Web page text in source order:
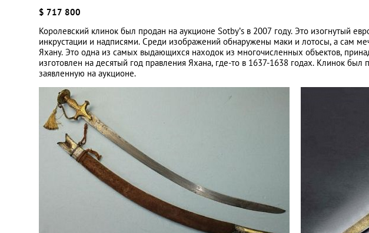
$ 717 800
Королевский клинок был продан на аукционе Sotby’s в 2007 году. Это изогнутый
инкрустации и надписями. Среди изображений обнаружены маки и лотосы, а сам
Яхану. Это одна из самых выдающихся находок из многочисленных объектов,
изготовлен на десятый год правления Яхана, где-то в 1637-1638 годах. Клинок
заявленную на аукционе.